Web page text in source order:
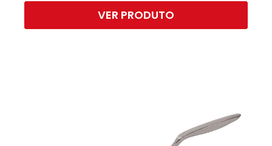
VER PRODUTO